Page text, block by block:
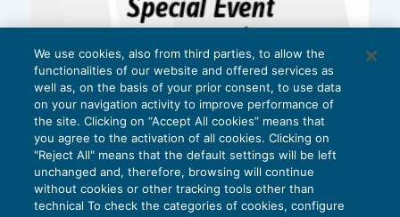
We use cookies, also from third parties, to allow the
functionalities of our website and offered services as
well as, on the basis of your prior consent, to use data
on your navigation activity to improve performance of
the site. Clicking on “Accept All cookies” means that
you agree to the activation of all cookies. Clicking on
"Reject All" means that the default settings will be left
unchanged and, therefore, browsing will continue
without cookies or other tracking tools other than
technical To check the categories of cookies, configure